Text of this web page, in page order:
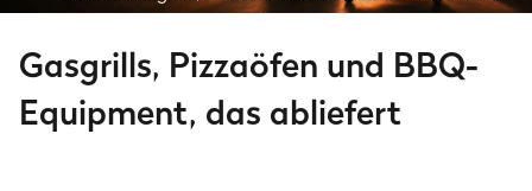
Grillabende.
Deal sichern
Gasgrills, Pizzaöfen und BBQ-
Equipment, das abliefert